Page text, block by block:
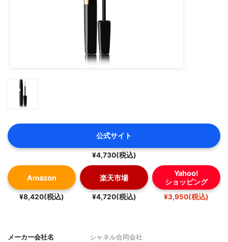
公式サイト
¥4,730(税込)
Amazon
¥8,420(税込)
楽天市場
¥4,720(税込)
Yahoo!
ショッピング
¥3,950(税込)
メーカー会社名
シャネル合同会社